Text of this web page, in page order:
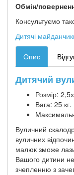
Обмін/
Консультуємо
Дитячі
Опис
Дитячий
Розмір:
Вага: 25 кг.
Вуличний
вуличних
малюк зможе
Вашого дитини не
зчепленню з